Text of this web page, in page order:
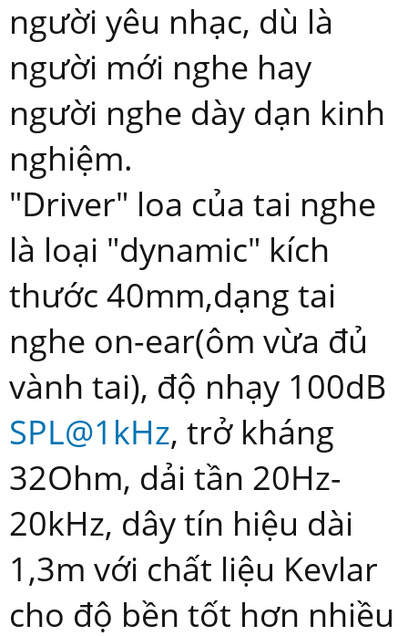
người yêu nhạc, dù là
người mới nghe hay
người nghe dày dạn kinh
nghiệm.
"Driver" loa của tai nghe
là loại "dynamic" kích
thước 40mm,dạng tai
nghe on-ear(ôm vừa đủ
vành tai), độ nhạy 100dB
SPL@1kHz, trở kháng
32Ohm, dải tần 20Hz-
20kHz, dây tín hiệu dài
1,3m với chất liệu Kevlar
cho độ bền tốt hơn nhiều